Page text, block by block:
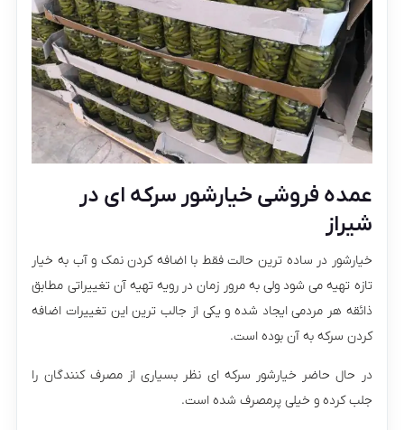
عمده فروشی خیارشور سرکه ای در
شیراز
خیارشور در ساده ترین حالت فقط با اضافه کردن نمک و آب به خیار
تازه تهیه می شود ولی به مرور زمان در رویه تهیه آن تغییراتی مطابق
ذائقه هر مردمی ایجاد شده و یکی از جالب ترین این تغییرات اضافه
کردن سرکه به آن بوده است.
در حال حاضر خیارشور سرکه ای نظر بسیاری از مصرف کنندگان را
جلب کرده و خیلی پرمصرف شده است.